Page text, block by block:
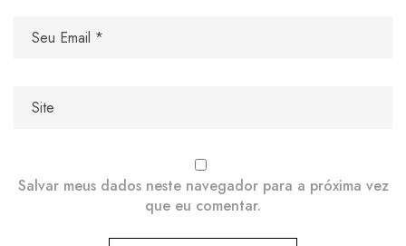
Salvar meus dados neste navegador para a próxima vez
que eu comentar.